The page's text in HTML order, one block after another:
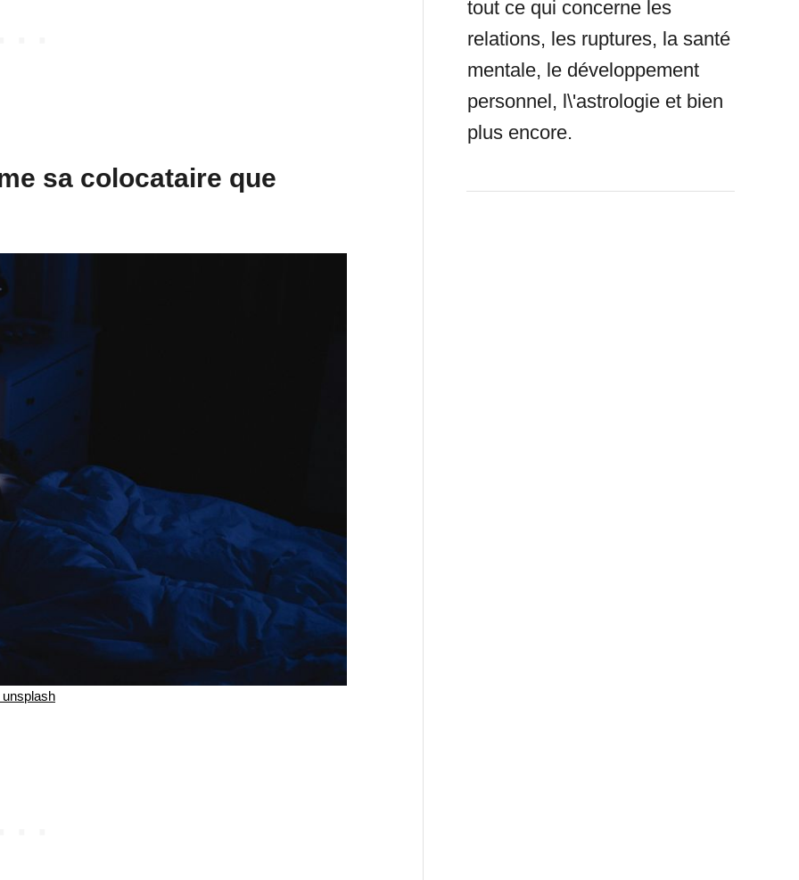
sa colocataire que
unsplash
tout ce qui concerne les
relations, les ruptures, la santé
mentale, le développement
personnel, l\'astrologie et bien
plus encore.